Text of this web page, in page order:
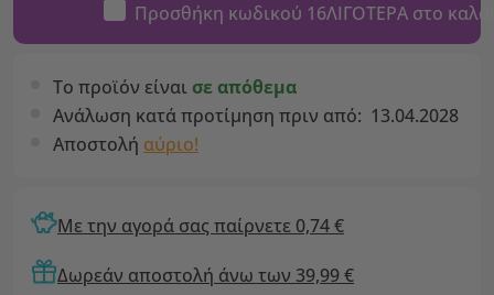
Προσθήκη κωδικού 16ΛΙΓΟΤΕΡΑ στο
Το προϊόν είναι σε απόθεμα
Ανάλωση κατά προτίμηση πριν από: 13.04.2028
Αποστολή αύριο!
Με την αγορά σας παίρνετε 0,74 €
Δωρεάν αποστολή άνω των 39,99 €